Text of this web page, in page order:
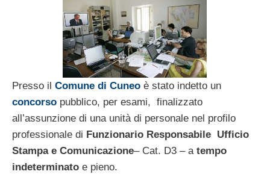
Presso il Comune di Cuneo è stato indetto un
concorso pubblico, per esami, finalizzato
all’assunzione di una unità di personale nel profilo
professionale di Funzionario Responsabile Ufficio
Stampa e Comunicazione– Cat. D3 – a tempo
indeterminato e pieno.